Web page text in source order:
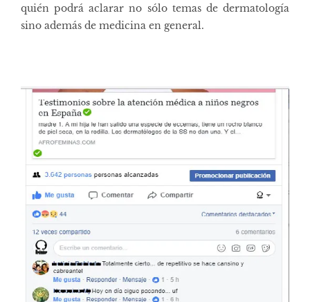
quién podrá aclarar no sólo temas de dermatología
sino además de medicina en general.